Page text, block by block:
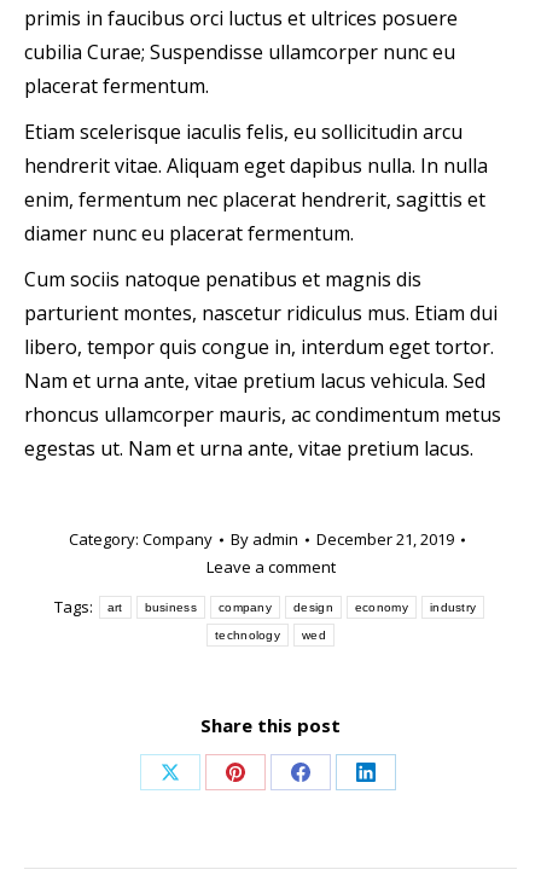
primis in faucibus orci luctus et ultrices posuere
cubilia Curae; Suspendisse ullamcorper nunc eu
placerat fermentum.
Etiam scelerisque iaculis felis, eu sollicitudin arcu
hendrerit vitae. Aliquam eget dapibus nulla. In nulla
enim, fermentum nec placerat hendrerit, sagittis et
diamer nunc eu placerat fermentum.
Cum sociis natoque penatibus et magnis dis
parturient montes, nascetur ridiculus mus. Etiam dui
libero, tempor quis congue in, interdum eget tortor.
Nam et urna ante, vitae pretium lacus vehicula. Sed
rhoncus ullamcorper mauris, ac condimentum metus
egestas ut. Nam et urna ante, vitae pretium lacus.
Category: Company By admin
December 21, 2019
Leave a comment
Tags:
art business company design economy industry
technology wed
Share this post
Share
X
Share
Pinterest
Share
Facebook
Share
LinkedIn